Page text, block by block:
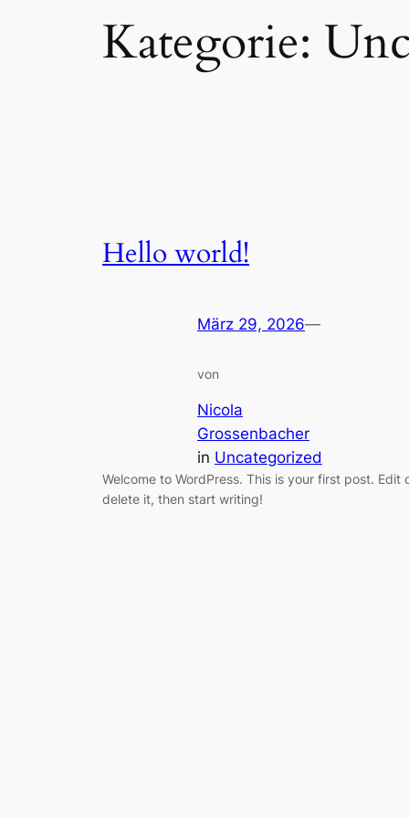
Kategorie:
Hello world!
März 29, 2026—
von
Nicola
Grossenbacher
in Uncategorized
Welcome to WordPress. This is your first post. Edit
delete it, then start writing!